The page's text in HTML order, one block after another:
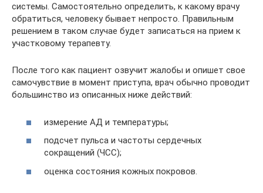
системы. Самостоятельно определить, к какому врачу
обратиться, человеку бывает непросто. Правильным
решением в таком случае будет записаться на прием к
участковому терапевту.
После того как пациент озвучит жалобы и опишет свое
самочувствие в момент приступа, врач обычно проводит
большинство из описанных ниже действий:
измерение АД и температуры;
подсчет пульса и частоты сердечных
сокращений (ЧСС);
оценка состояния кожных покровов.